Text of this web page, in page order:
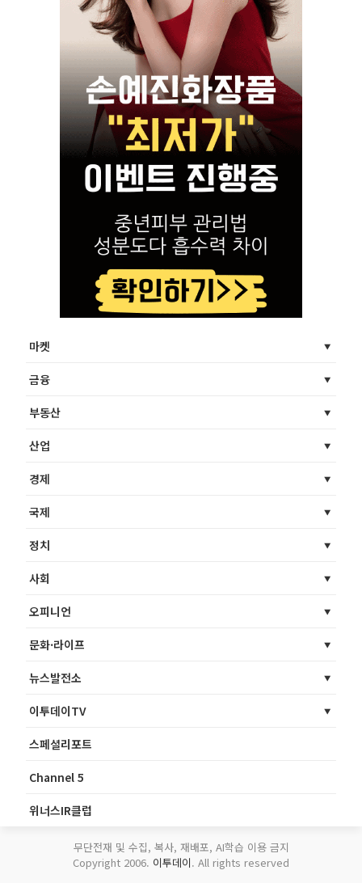
마켓
금융
부동산
산업
경제
국제
정치
사회
오피니언
문화·라이프
뉴스발전소
이투데이TV
스페셜리포트
Channel 5
위너스IR클럽
무단전재 및 수집, 복사, 재배포, AI학습 이용 금지
Copyright 2006. 이투데이. All rights reserved